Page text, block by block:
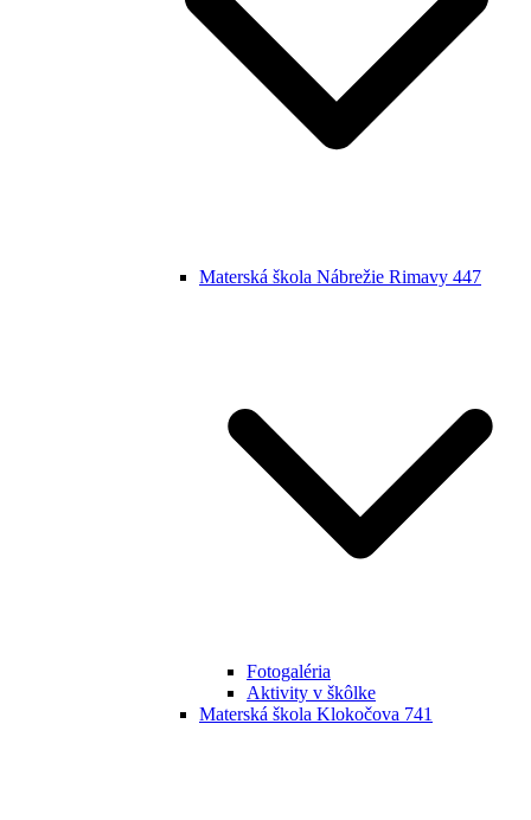
Materská škola Nábrežie Rimavy 447
Fotogaléria
Aktivity v škôlke
Materská škola Klokočova 741